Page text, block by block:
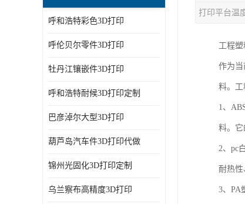
呼和浩特彩色3D打印
呼伦贝尔零件3D打印
牡丹江镶嵌件3D打印
呼和浩特耐候3D打印定制
巴彦淖尔大型3D打印
葫芦岛汽车件3D打印代做
锦州光固化3D打印定制
乌兰察布高精度3D打印
打印平台温
工程
作为当
料。工
1、
料。它
2、pc
耐热
3、PA